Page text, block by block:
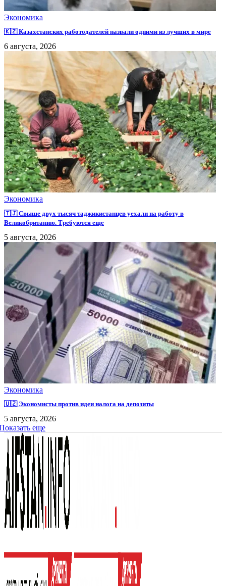
Экономика
🇰🇿 Казахстанских работодателей назвали одними из лучших в мире
6 августа, 2026
Экономика
🇹🇯 Свыше двух тысяч таджикистанцев уехали на работу в
Великобританию. Требуются еще
5 августа, 2026
Экономика
🇺🇿 Экономисты против идеи налога на депозиты
5 августа, 2026
еще